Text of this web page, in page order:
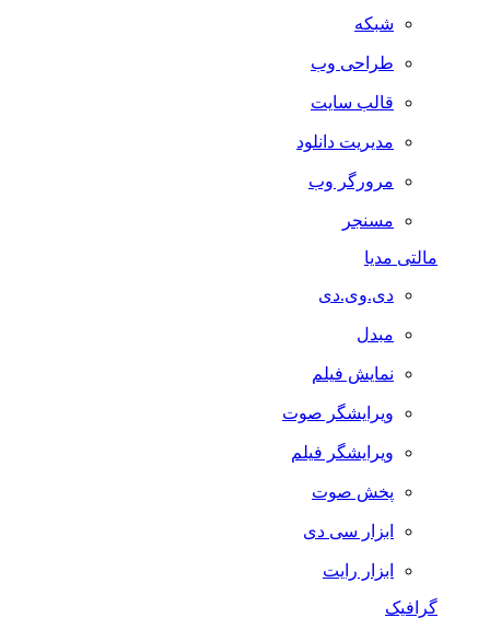
شبکه
طراحی وب
قالب سایت
مدیریت دانلود
مرورگر وب
مسنجر
مالتی مدیا
دی.وی.دی
مبدل
نمایش فیلم
ویرایشگر صوت
ویرایشگر فیلم
پخش صوت
ابزار سی دی
ابزار رایت
گرافیک